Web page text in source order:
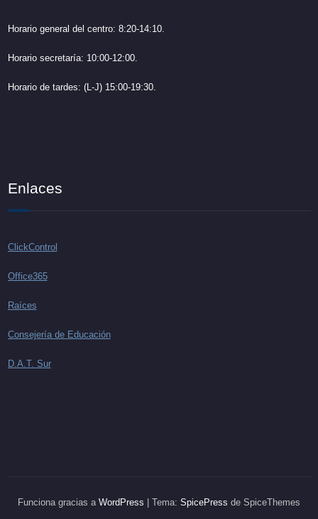
Horario general del centro: 8:20-14:10.
Horario secretaría: 10:00-12:00.
Horario de tardes: (L-J) 15:00-19:30.
Enlaces
ClickControl
Office365
Raíces
Consejería de Educación
D.A.T. Sur
Funciona gracias a WordPress | Tema: SpicePress de SpiceThemes